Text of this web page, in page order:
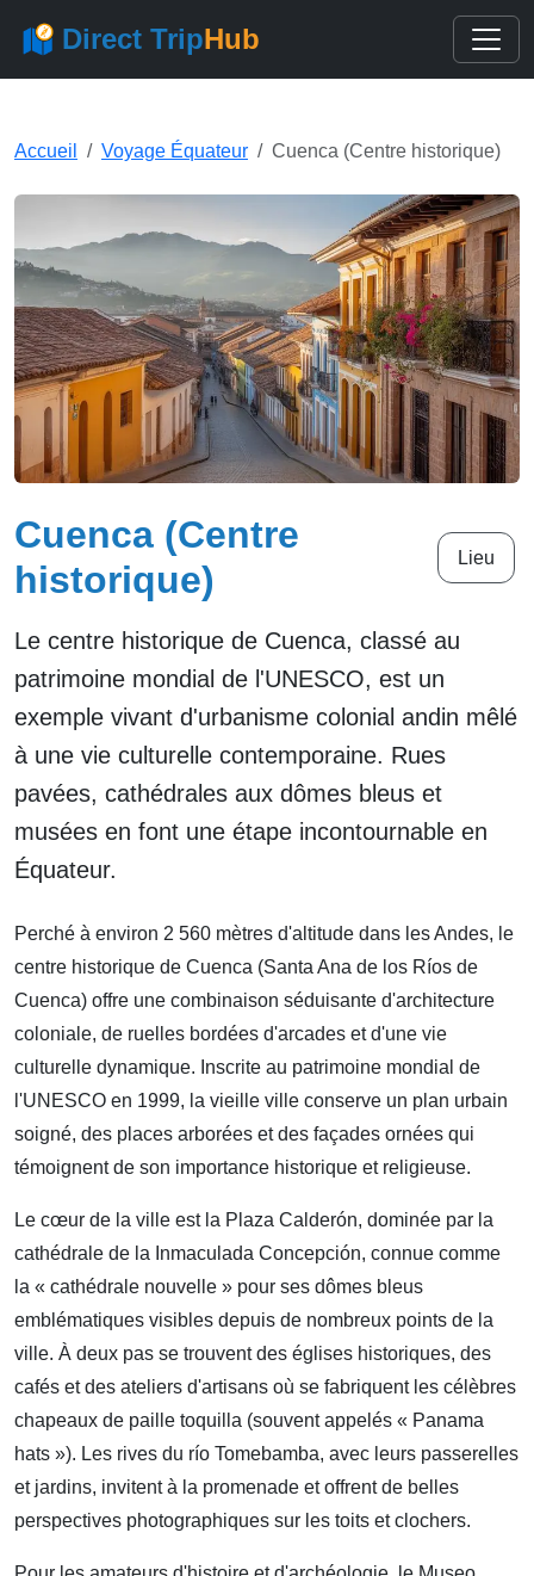
Direct TripHub
Accueil Voyage Équateur Cuenca (Centre historique)
Cuenca (Centre
historique)
Lieu
Le centre historique de Cuenca, classé au
patrimoine mondial de l'UNESCO, est un
exemple vivant d'urbanisme colonial andin mêlé
à une vie culturelle contemporaine. Rues
pavées, cathédrales aux dômes bleus et
musées en font une étape incontournable en
Équateur.
Perché à environ 2 560 mètres d'altitude dans les Andes, le
centre historique de Cuenca (Santa Ana de los Ríos de
Cuenca) offre une combinaison séduisante d'architecture
coloniale, de ruelles bordées d'arcades et d'une vie
culturelle dynamique. Inscrite au patrimoine mondial de
l'UNESCO en 1999, la vieille ville conserve un plan urbain
soigné, des places arborées et des façades ornées qui
témoignent de son importance historique et religieuse.
Le cœur de la ville est la Plaza Calderón, dominée par la
cathédrale de la Inmaculada Concepción, connue comme
la « cathédrale nouvelle » pour ses dômes bleus
emblématiques visibles depuis de nombreux points de la
ville. À deux pas se trouvent des églises historiques, des
cafés et des ateliers d'artisans où se fabriquent les célèbres
chapeaux de paille toquilla (souvent appelés « Panama
hats »). Les rives du río Tomebamba, avec leurs passerelles
et jardins, invitent à la promenade et offrent de belles
perspectives photographiques sur les toits et clochers.